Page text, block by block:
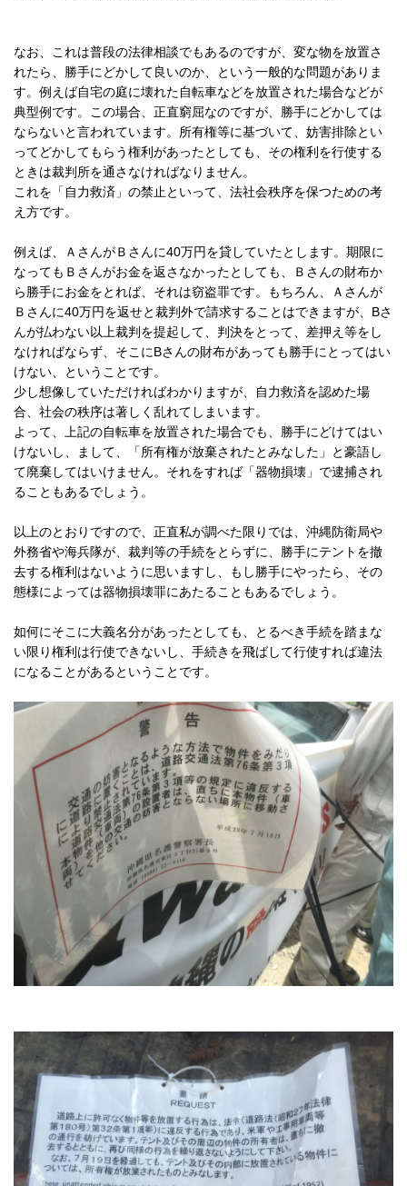
なお、これは普段の法律相談でもあるのですが、変な物を放置さ
れたら、勝手にどかして良いのか、という一般的な問題がありま
す。例えば自宅の庭に壊れた自転車などを放置された場合などが
典型例です。この場合、正直窮屈なのですが、勝手にどかしては
ならないと言われています。所有権等に基づいて、妨害排除とい
ってどかしてもらう権利があったとしても、その権利を行使する
ときは裁判所を通さなければなりません。
これを「自力救済」の禁止といって、法社会秩序を保つための考
え方です。
例えば、ＡさんがＢさんに40万円を貸していたとします。期限に
なってもＢさんがお金を返さなかったとしても、Ｂさんの財布か
ら勝手にお金をとれば、それは窃盗罪です。もちろん、Ａさんが
Ｂさんに40万円を返せと裁判外で請求することはできますが、Bさ
んが払わない以上裁判を提起して、判決をとって、差押え等をし
なければならず、そこにBさんの財布があっても勝手にとってはい
けない、ということです。
少し想像していただければわかりますが、自力救済を認めた場
合、社会の秩序は著しく乱れてしまいます。
よって、上記の自転車を放置された場合でも、勝手にどけてはい
けないし、まして、「所有権が放棄されたとみなした」と豪語し
て廃棄してはいけません。それをすれば「器物損壊」で逮捕され
ることもあるでしょう。
以上のとおりですので、正直私が調べた限りでは、沖縄防衛局や
外務省や海兵隊が、裁判等の手続をとらずに、勝手にテントを撤
去する権利はないように思いますし、もし勝手にやったら、その
態様によっては器物損壊罪にあたることもあるでしょう。
如何にそこに大義名分があったとしても、とるべき手続を踏まな
い限り権利は行使できないし、手続きを飛ばして行使すれば違法
になることがあるということです。